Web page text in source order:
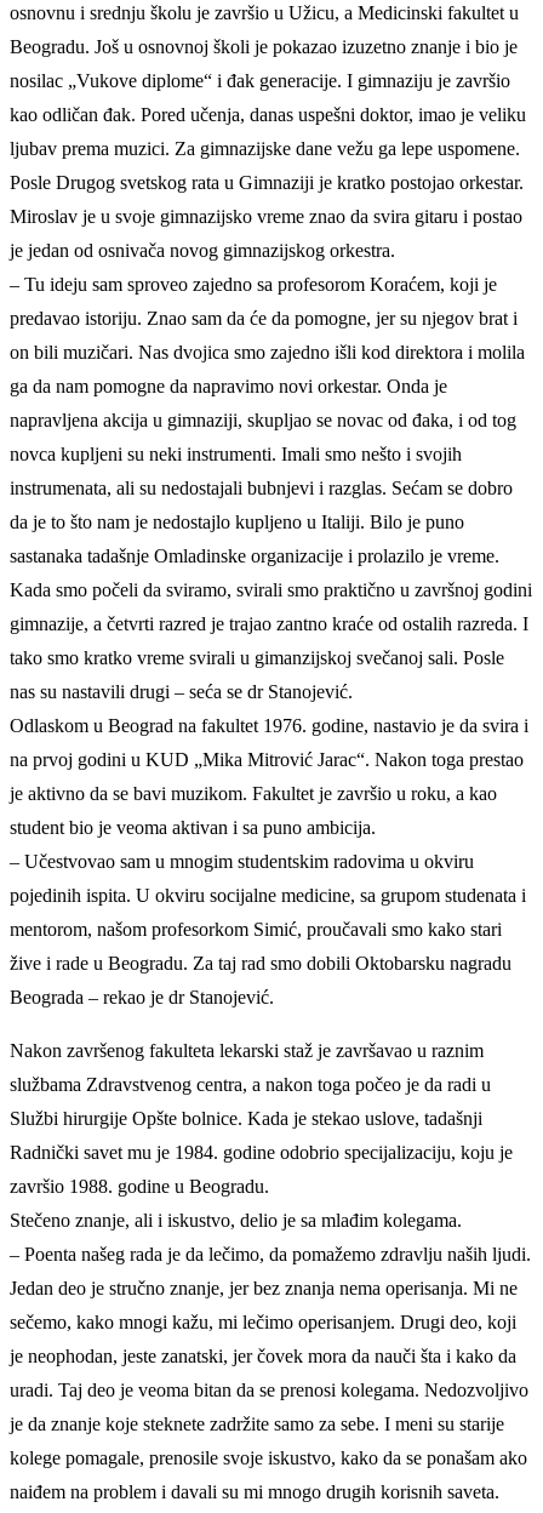
osnovnu i srednju školu je završio u Užicu, a Medicinski fakultet u
Beogradu. Još u osnovnoj školi je pokazao izuzetno znanje i bio je
nosilac „Vukove diplome“ i đak generacije. I gimnaziju je završio
kao odličan đak. Pored učenja, danas uspešni doktor, imao je veliku
ljubav prema muzici. Za gimnazijske dane vežu ga lepe uspomene.
Posle Drugog svetskog rata u Gimnaziji je kratko postojao orkestar.
Miroslav je u svoje gimnazijsko vreme znao da svira gitaru i postao
je jedan od osnivača novog gimnazijskog orkestra.
– Tu ideju sam sproveo zajedno sa profesorom Koraćem, koji je
predavao istoriju. Znao sam da će da pomogne, jer su njegov brat i
on bili muzičari. Nas dvojica smo zajedno išli kod direktora i molila
ga da nam pomogne da napravimo novi orkestar. Onda je
napravljena akcija u gimnaziji, skupljao se novac od đaka, i od tog
novca kupljeni su neki instrumenti. Imali smo nešto i svojih
instrumenata, ali su nedostajali bubnjevi i razglas. Sećam se dobro
da je to što nam je nedostajlo kupljeno u Italiji. Bilo je puno
sastanaka tadašnje Omladinske organizacije i prolazilo je vreme.
Kada smo počeli da sviramo, svirali smo praktično u završnoj godini
gimnazije, a četvrti razred je trajao zantno kraće od ostalih razreda. I
tako smo kratko vreme svirali u gimanzijskoj svečanoj sali. Posle
nas su nastavili drugi – seća se dr Stanojević.
Odlaskom u Beograd na fakultet 1976. godine, nastavio je da svira i
na prvoj godini u KUD „Mika Mitrović Jarac“. Nakon toga prestao
je aktivno da se bavi muzikom. Fakultet je završio u roku, a kao
student bio je veoma aktivan i sa puno ambicija.
– Učestvovao sam u mnogim studentskim radovima u okviru
pojedinih ispita. U okviru socijalne medicine, sa grupom studenata i
mentorom, našom profesorkom Simić, proučavali smo kako stari
žive i rade u Beogradu. Za taj rad smo dobili Oktobarsku nagradu
Beograda – rekao je dr Stanojević.
Nakon završenog fakulteta lekarski staž je završavao u raznim
službama Zdravstvenog centra, a nakon toga počeo je da radi u
Službi hirurgije Opšte bolnice. Kada je stekao uslove, tadašnji
Radnički savet mu je 1984. godine odobrio specijalizaciju, koju je
završio 1988. godine u Beogradu.
Stečeno znanje, ali i iskustvo, delio je sa mlađim kolegama.
– Poenta našeg rada je da lečimo, da pomažemo zdravlju naših ljudi.
Jedan deo je stručno znanje, jer bez znanja nema operisanja. Mi ne
sečemo, kako mnogi kažu, mi lečimo operisanjem. Drugi deo, koji
je neophodan, jeste zanatski, jer čovek mora da nauči šta i kako da
uradi. Taj deo je veoma bitan da se prenosi kolegama. Nedozvoljivo
je da znanje koje steknete zadržite samo za sebe. I meni su starije
kolege pomagale, prenosile svoje iskustvo, kako da se ponašam ako
naiđem na problem i davali su mi mnogo drugih korisnih saveta.